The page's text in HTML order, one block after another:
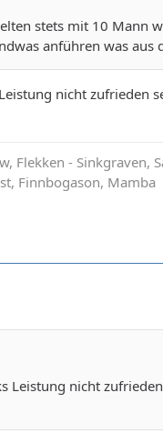
stets mit 10 Mann
anführen was
nicht zufrieden
Flekken - Sinkgraven,
Finnbogason, Mamba
Leistung nicht